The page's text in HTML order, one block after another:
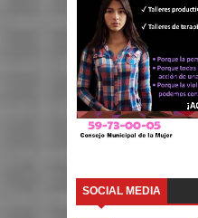
SOCIAL MEDIA